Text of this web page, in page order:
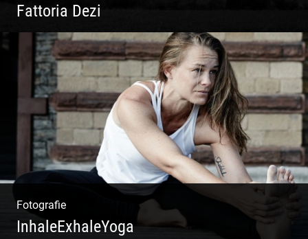
Fattoria Dezi
Konzeption & Gestaltung |
Übersetzung & Medien | Fotografie &
Texting | Feine Weine
Fotografie
InhaleExhaleYoga